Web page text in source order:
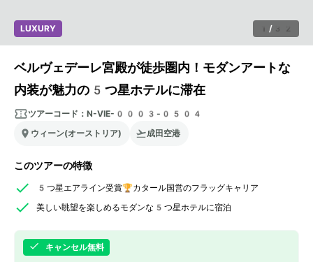
1 / 32
LUXURY
ベルヴェデーレ宮殿が徒歩圏内！モダンアートな
内装が魅力の5つ星ホテルに滞在
ツアーコード： N-VIE-0003-0504
ウィーン(オーストリア)
成田空港
このツアーの特徴
5つ星エアライン受賞🏆カタール国営のフラッグキャリア
美しい眺望を楽しめるモダンな5つ星ホテルに宿泊
キャンセル無料